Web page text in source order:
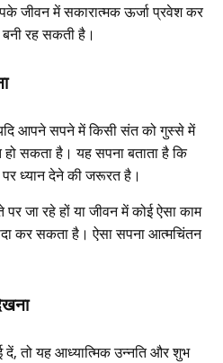
जीवन में सकारात्मक ऊर्जा प्रवेश कर
रह सकती है।
आपने सपने में किसी संत को गुस्से में
सकता है। यह सपना बताता है कि
ध्यान देने की जरूरत है।
जा रहे हों या जीवन में कोई ऐसा काम
कर सकता है। ऐसा सपना आत्मचिंतन
तो यह आध्यात्मिक उन्नति और शुभ